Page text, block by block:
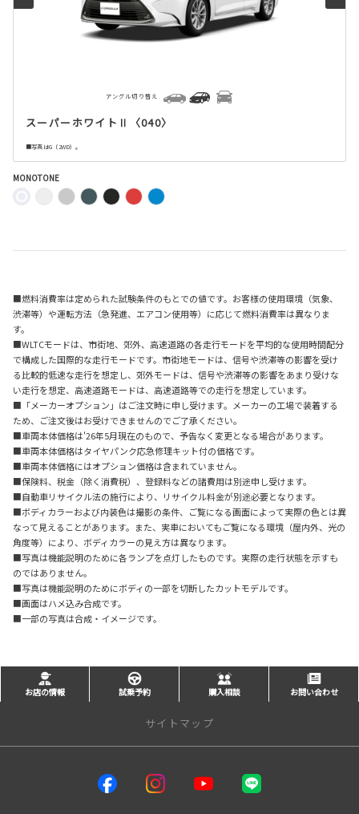
スーパーホワイトⅡ〈040〉
■写真はG（2WD）。
アングル切り替え
MONOTONE
■燃料消費率は定められた試験条件のもとでの値です。お客様の使用環境（気象、
渋滞等）や運転方法（急発進、エアコン使用等）に応じて燃料消費率は異なりま
す。
■WLTCモードは、市街地、郊外、高速道路の各走行モードを平均的な使用時間配分
で構成した国際的な走行モードです。市街地モードは、信号や渋滞等の影響を受け
る比較的低速な走行を想定し、郊外モードは、信号や渋滞等の影響をあまり受けな
い走行を想定、高速道路モードは、高速道路等での走行を想定しています。
■「メーカーオプション」はご注文時に申し受けます。メーカーの工場で装着する
ため、ご注文後はお受けできませんのでご了承ください。
■車両本体価格は'26年5月現在のもので、予告なく変更となる場合があります。
■車両本体価格はタイヤパンク応急修理キット付の価格です。
■車両本体価格にはオプション価格は含まれていません。
■保険料、税金（除く消費税）、登録料などの諸費用は別途申し受けます。
■自動車リサイクル法の施行により、リサイクル料金が別途必要となります。
■ボディカラーおよび内装色は撮影の条件、ご覧になる画面によって実際の色とは異
なって見えることがあります。また、実車においてもご覧になる環境（屋内外、光の
角度等）により、ボディカラーの見え方は異なります。
■写真は機能説明のために各ランプを点灯したものです。実際の走行状態を示すも
のではありません。
■写真は機能説明のためにボディの一部を切断したカットモデルです。
■画面はハメ込み合成です。
■一部の写真は合成・イメージです。
お店の情報 試乗予約 購入相談 お問い合わせ
サイトマップ